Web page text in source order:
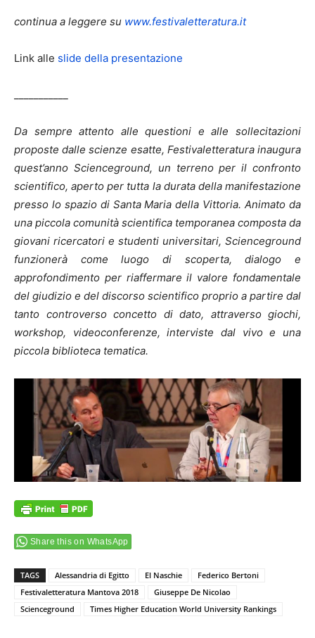
continua a leggere su www.festivaletteratura.it
Link alle slide della presentazione
Da sempre attento alle questioni e alle sollecitazioni
proposte dalle scienze esatte, Festivaletteratura inaugura
quest’anno Scienceground, un terreno per il confronto
scientifico, aperto per tutta la durata della manifestazione
presso lo spazio di Santa Maria della Vittoria. Animato da
una piccola comunità scientifica temporanea composta da
giovani ricercatori e studenti universitari, Scienceground
funzionerà come luogo di scoperta, dialogo e
approfondimento per riaffermare il valore fondamentale
del giudizio e del discorso scientifico proprio a partire dal
tanto controverso concetto di dato, attraverso giochi,
workshop, videoconferenze, interviste dal vivo e una
piccola biblioteca tematica.
Share this on WhatsApp
TAGS Alessandria di Egitto El Naschie
Federico Bertoni
Festivaletteratura Mantova 2018
Giuseppe De Nicolao
Scienceground
Times Higher Education World University Rankings